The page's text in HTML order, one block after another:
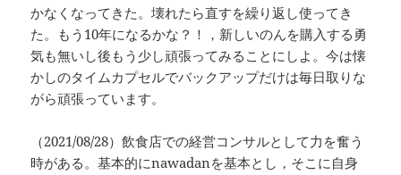
かなくなってきた。壊れたら直すを繰り返し使ってき
た。もう10年になるかな？！，新しいのんを購入する勇
気も無いし後もう少し頑張ってみることにしよ。今は懐
かしのタイムカプセルでバックアップだけは毎日取りな
がら頑張っています。
（2021/08/28）飲食店での経営コンサルとして力を奮う
時がある。基本的にnawadanを基本とし，そこに自身